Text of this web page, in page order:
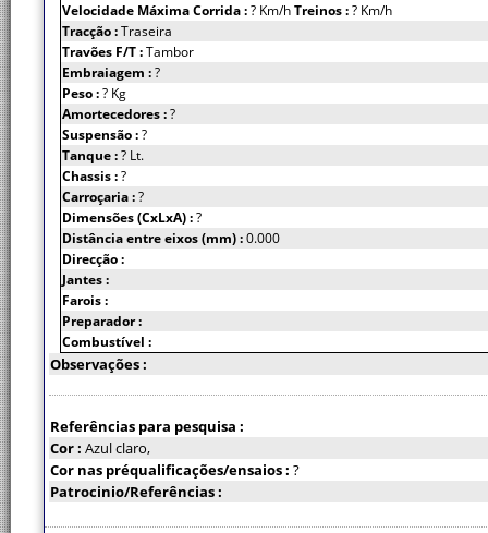
Velocidade Máxima Corrida :? Km/hTreinos :? Km/h
Tracção :Traseira
Travões F/T :Tambor
Embraiagem :?
Peso :? Kg
Amortecedores :?
Suspensão :?
Tanque :? Lt.
Chassis :?
Carroçaria :?
Dimensões (CxLxA) :?
Distância entre eixos (mm) :0.000
Direcção :
Jantes :
Farois :
Preparador :
Combustível :
Observações :
Referências para pesquisa :
Cor : Azul claro,
Cor nas préqualificações/ensaios : ?
Patrocinio/Referências :